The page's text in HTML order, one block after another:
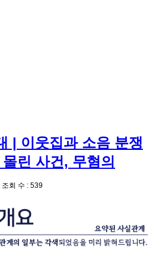
| 이웃집과 소음 분쟁
린 사건, 무혐의
조회 수 : 539